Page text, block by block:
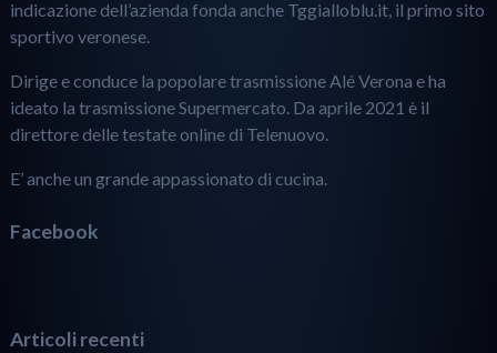
indicazione dell’azienda fonda anche Tggialloblu.it, il primo sito
sportivo veronese.
Dirige e conduce la popolare trasmissione Alé Verona e ha
ideato la trasmissione Supermercato. Da aprile 2021 è il
direttore delle testate online di Telenuovo.
E’ anche un grande appassionato di cucina.
Facebook
Articoli recenti